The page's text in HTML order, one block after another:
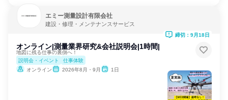
エミー測量設計有限会社
建設・修理・メンテナンスサービス
オンライン|測量業界研究&会社説明会|1時間|
地図に残る仕事の裏側へ！
説明会・イベント
仕事体験
オンライン
2026年8月・9月 1日
締切：9月18日